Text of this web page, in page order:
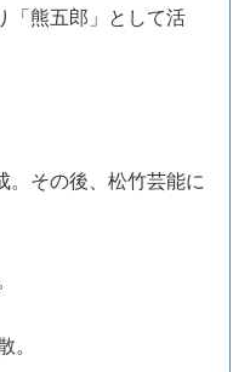
「熊五郎」として活
。その後、松竹芸能に